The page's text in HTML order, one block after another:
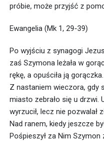
próbie, może przyjść z
Ewangelia (Mk 1, 29-39)
Po wyjściu z synagogi
zaś Szymona leżała w
rękę, a opuściła ją gorączka.
Z nastaniem wieczora, gdy
miasto zebrało się u drzwi.
wyrzucił, lecz nie pozwalał
Nad ranem, kiedy jeszcze
Pośpieszył za Nim Szymon